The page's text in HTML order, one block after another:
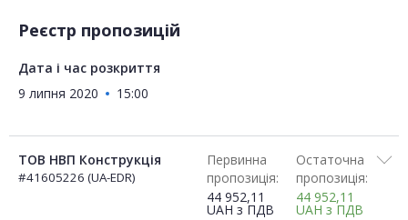
Реєстр пропозицій
Дата і час розкриття
9 липня 2020
15:00
ТОВ НВП Конструкція
#41605226 (UA-EDR)
Первинна
пропозиція:
44 952,11
UAH з ПДВ
Остаточна
пропозиція:
44 952,11
UAH з ПДВ